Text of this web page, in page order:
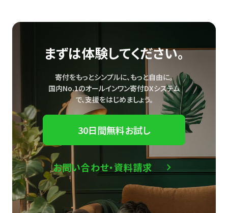
まずは体験してください。
寄付をもっとシンプルに、もっと自由に。
国内No.1のオールインワン寄付DXシステム
で、支援をはじめましょう。
30日間無料お試し
お問い合わせ・資料請求